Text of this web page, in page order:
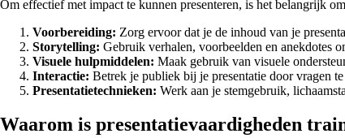
Om effectief met impact te kunnen presenteren, is het belangrijk
Voorbereiding: Zorg ervoor dat je de inhoud van je
Storytelling: Gebruik verhalen, voorbeelden en anekdotes
Visuele hulpmiddelen: Maak gebruik van visuele
Interactie: Betrek je publiek bij je presentatie door vragen
Presentatietechnieken: Werk aan je stemgebruik,
Waarom is presentatievaardigheden